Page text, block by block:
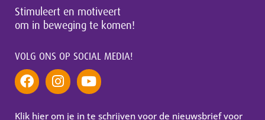
Stimuleert en motiveert
om in beweging te komen!
VOLG ONS OP SOCIAL MEDIA!
Klik hier om je in te schrijven voor de nieuwsbrief voor